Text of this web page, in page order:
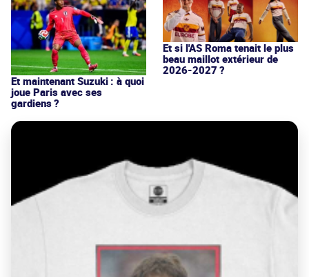
Et maintenant Suzuki : à quoi
joue Paris avec ses
gardiens ?
Et si l'AS Roma tenait le plus
beau maillot extérieur de
2026-2027 ?